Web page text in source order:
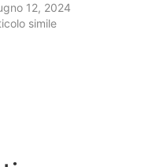
12, 2024
simile